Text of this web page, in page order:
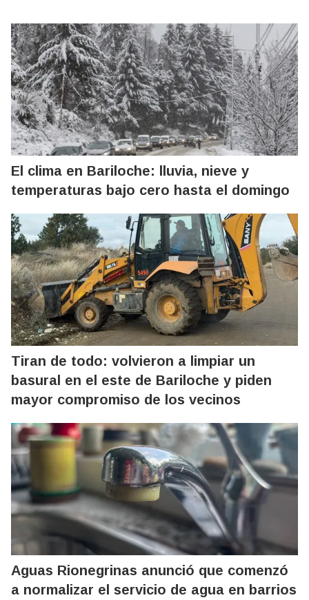
El clima en Bariloche: lluvia, nieve y
temperaturas bajo cero hasta el domingo
Tiran de todo: volvieron a limpiar un
basural en el este de Bariloche y piden
mayor compromiso de los vecinos
Aguas Rionegrinas anunció que comenzó
a normalizar el servicio de agua en barrios